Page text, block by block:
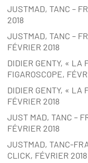
JUSTMAD, TANC –
2018
JUSTMAD, TANC –
FÉVRIER 2018
DIDIER GENTY, « LA
FIGAROSCOPE,
DIDIER GENTY, « LA
FÉVRIER 2018
JUST MAD, TANC –
FÉVRIER 2018
JUSTMAD, TANC-
CLICK, FÉVRIER 2018